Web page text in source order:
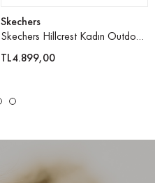
Skechers
Skechers Hillcrest Kadın Outdoor Ayakkabı
TL4.899,00